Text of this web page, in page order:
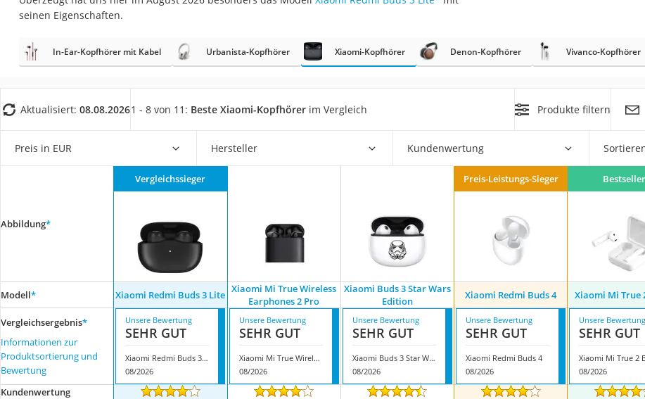
17-Zoll-Laptop
Gaming-Headset
Schnurloses Telefon
Ladekabel Typ 2 Schuko
seinen Eigenschaften.
In-Ear-Kopfhörer mit Kabel Urbanista-Kopfhörer Xiaomi-Kopfhörer Denon-Kopfhörer Vivanco-Kopfhörer
Aktualisiert: 08.08.20261 - 8 von 11: Beste Xiaomi-Kopfhörer im Vergleich Produkte filtern
Preis in EUR Hersteller Kundenwertung
Abbildung*
Vergleichssieger Preis-Leistungs-Sieger Bestseller
Modell* Xiaomi Redmi Buds 3 Lite Xiaomi Mi True Wireless
Earphones 2 Pro
Xiaomi Buds 3 Star Wars
Edition
Xiaomi Redmi Buds 4 Xiaomi Mi True
Vergleichsergebnis*
Informationen zur
Produktsortierung und
Bewertung
Unsere Bewertung
SEHR GUT
Xiaomi Redmi Buds 3 Lite
08/2026
Unsere Bewertung
SEHR GUT
Xiaomi Mi True Wireless Earphones 2 Pro
08/2026
Unsere Bewertung
SEHR GUT
Xiaomi Buds 3 Star Wars Edition
08/2026
Unsere Bewertung
SEHR GUT
Xiaomi Redmi Buds 4
08/2026
Unsere Bewertung
SEHR GUT
Xiaomi Mi True 2
08/2026
Kundenwertung